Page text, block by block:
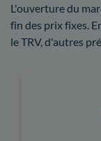
L'ouverture du
fin des prix fixes.
le TRV, d'autres